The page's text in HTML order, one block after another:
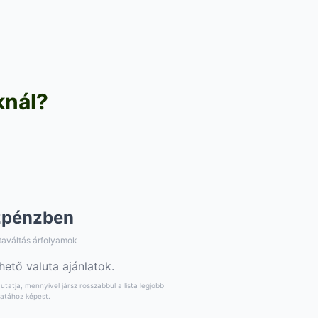
árfolyamok
valuta ajánlatok.
mennyivel jársz rosszabbul a lista legjobb
képest.